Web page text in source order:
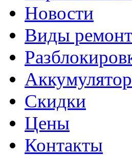
Новости
Виды
Скидки
Цены
Контакты